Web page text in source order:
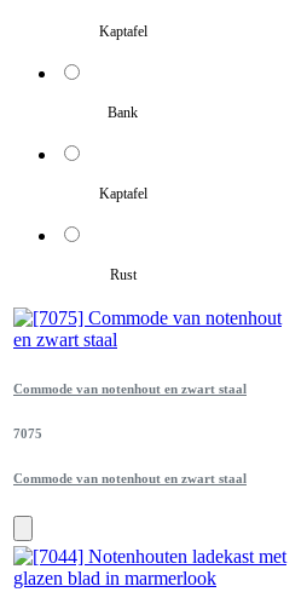
Kaptafel
Bank
Kaptafel
Rust
Commode van notenhout en zwart staal
7075
Commode van notenhout en zwart staal